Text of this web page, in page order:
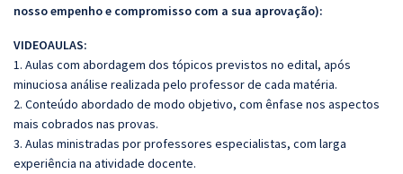
nosso empenho e compromisso com a sua aprovação):
VIDEOAULAS:
1. Aulas com abordagem dos tópicos previstos no edital, após
minuciosa análise realizada pelo professor de cada matéria.
2. Conteúdo abordado de modo objetivo, com ênfase nos aspectos
mais cobrados nas provas.
3. Aulas ministradas por professores especialistas, com larga
experiência na atividade docente.